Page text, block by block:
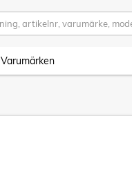
Varumärken